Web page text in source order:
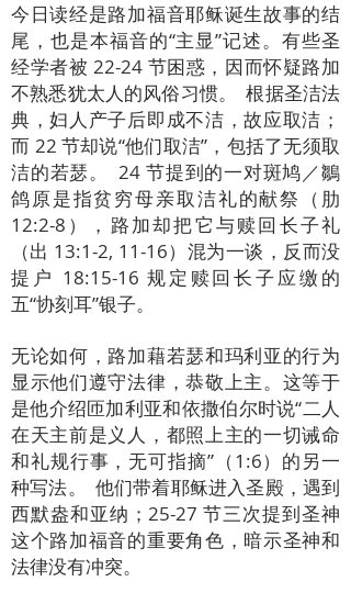
今日读经是路加福音耶稣诞生故事的结
尾，也是本福音的“主显”记述。有些圣
经学者被 22-24 节困惑，因而怀疑路加
不熟悉犹太人的风俗习惯。 根据圣洁法
典，妇人产子后即成不洁，故应取洁；
而 22 节却说“他们取洁”，包括了无须取
洁的若瑟。 24 节提到的一对斑鸠／鶵
鸽原是指贫穷母亲取洁礼的献祭（肋
12:2-8），路加却把它与赎回长子礼
（出 13:1-2, 11-16）混为一谈，反而没
提户 18:15-16 规定赎回长子应缴的
五“协刻耳”银子。
无论如何，路加藉若瑟和玛利亚的行为
显示他们遵守法律，恭敬上主。这等于
是他介绍匝加利亚和依撒伯尔时说“二人
在天主前是义人，都照上主的一切诫命
和礼规行事，无可指摘”（1:6）的另一
种写法。 他们带着耶稣进入圣殿，遇到
西默盎和亚纳；25-27 节三次提到圣神
这个路加福音的重要角色，暗示圣神和
法律没有冲突。